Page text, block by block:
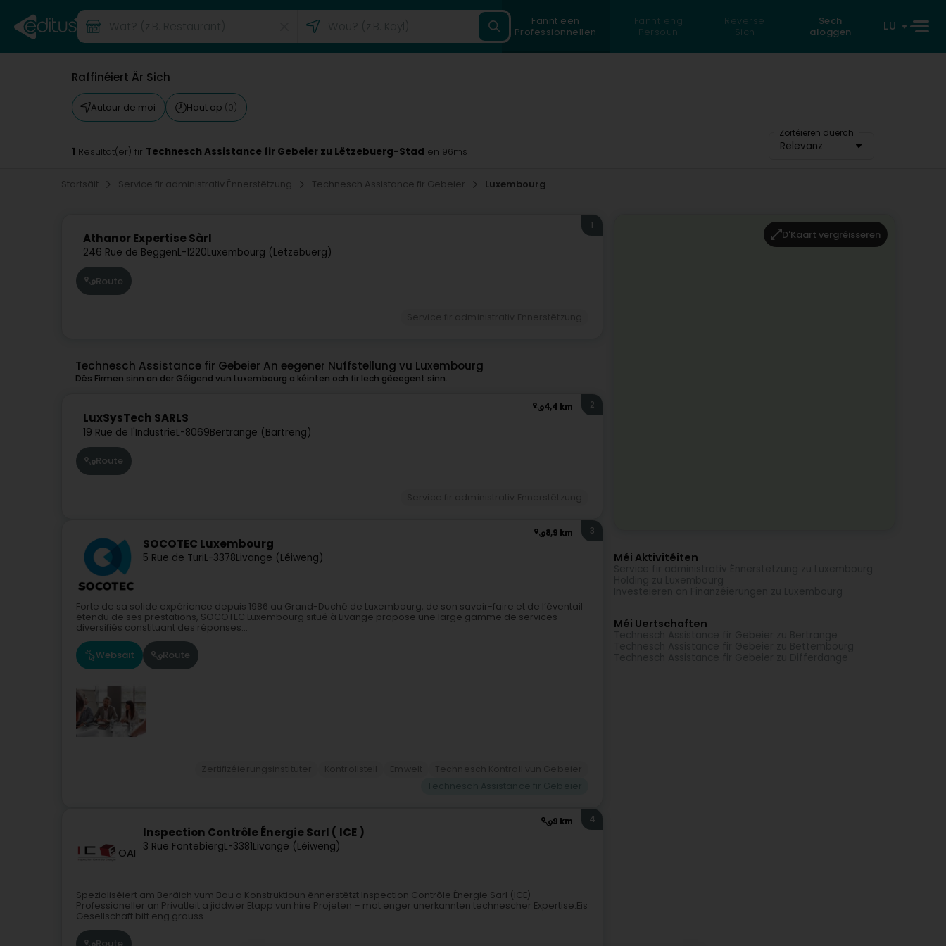
Fannt een
Professionnellen
Fannt eng
Persoun
Reverse
Sich
Sech
aloggen
LU
Raffinéiert Är Sich
Autour de moi Haut op (0)
Zortéieren duerch
Relevanz
1 Resultat(er) fir Technesch Assistance fir Gebeier zu Lëtzebuerg-Stad en 96ms
Startsäit Service fir administrativ Ënnerstëtzung Technesch Assistance fir Gebeier Luxembourg
Athanor Expertise Sàrl
246 Rue de BeggenL-1220Luxembourg (Lëtzebuerg)
1
Route
Technesch Assistance fir Gebeier An eegener Nuffstellung vu Luxembourg
Dës Firmen sinn an der Géigend vun Luxembourg a kéinten och fir Iech gëeegent sinn.
4,4 km
LuxSysTech SARLS
19 Rue de l'IndustrieL-8069Bertrange (Bartreng)
2
Route
8,9 km
SOCOTEC Luxembourg
5 Rue de TuriL-3378Livange (Léiweng)
3
Forte de sa solide expérience depuis 1986 au Grand-Duché de Luxembourg, de son savoir-faire et de l’éventail
étendu de ses prestations, SOCOTEC Luxembourg situé à Livange propose une large gamme de services
diversifiés constituant des réponses...
Websäit Route
9 km
OAI
Inspection Contrôle Énergie Sarl ( ICE )
3 Rue FontebiergL-3381Livange (Léiweng)
4
Spezialiséiert am Beräich vum Bau a Konstruktioun ënnerstëtzt Inspection Contrôle Énergie Sarl (ICE)
Professioneller an Privatleit a jiddwer Etapp vun hire Projeten – mat enger unerkannten technescher Expertise.Eis
Gesellschaft bitt eng grouss...
D'Kaart vergréisseren
Méi Aktivitéiten
Méi Uertschaften